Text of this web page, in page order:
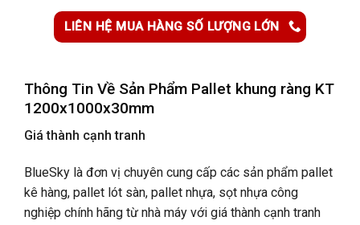
LIÊN HỆ MUA HÀNG SỐ LƯỢNG LỚN
Thông Tin Về Sản Phẩm Pallet khung ràng KT
1200x1000x30mm
Giá thành cạnh tranh
BlueSky là đơn vị chuyên cung cấp các sản phẩm pallet
kê hàng, pallet lót sàn, pallet nhựa, sọt nhựa công
nghiệp chính hãng từ nhà máy với giá thành cạnh tranh